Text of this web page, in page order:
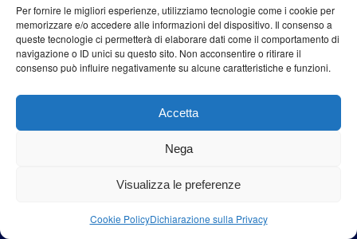
Per fornire le migliori esperienze, utilizziamo tecnologie come i cookie per
memorizzare e/o accedere alle informazioni del dispositivo. Il consenso a
queste tecnologie ci permetterà di elaborare dati come il comportamento di
navigazione o ID unici su questo sito. Non acconsentire o ritirare il
consenso può influire negativamente su alcune caratteristiche e funzioni.
Accetta
Nega
Visualizza le preferenze
Cookie PolicyDichiarazione sulla Privacy
Cerca